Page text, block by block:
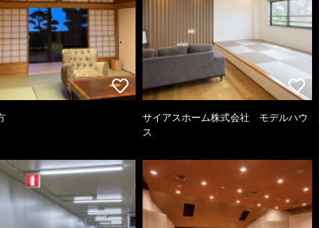
サイアスホーム株式会社 モデルハウ
ス